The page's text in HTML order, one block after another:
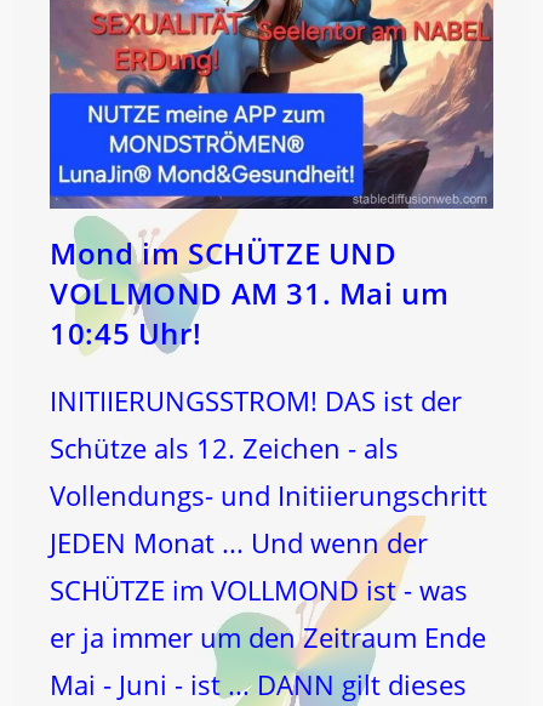
Mond im SCHÜTZE UND
VOLLMOND AM 31. Mai um
10:45 Uhr!
INITIIERUNGSSTROM! DAS ist der
Schütze als 12. Zeichen - als
Vollendungs- und Initiierungschritt
JEDEN Monat ... Und wenn der
SCHÜTZE im VOLLMOND ist - was
er ja immer um den Zeitraum Ende
Mai - Juni - ist ... DANN gilt dieses